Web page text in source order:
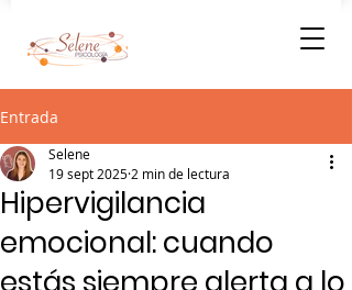
Entrada
Hipervigilancia
emocional: cuando
Selene
19 sept 2025 2 min de lectura